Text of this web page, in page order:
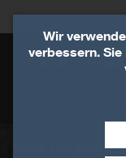
AGB
Über Simpson
Wir
verbessern.